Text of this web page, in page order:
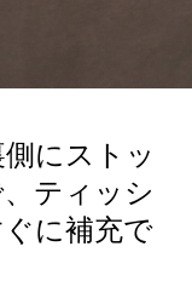
にストッ
ティッシ
に補充で